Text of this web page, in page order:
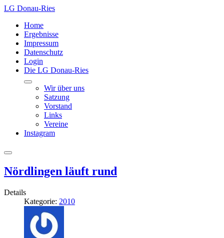
LG Donau-Ries
Home
Ergebnisse
Impressum
Datenschutz
Login
Die LG Donau-Ries
Wir über uns
Satzung
Vorstand
Links
Vereine
Instagram
Nördlingen läuft rund
Details
Kategorie: 2010